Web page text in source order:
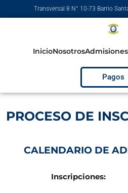
Transversal 8 N° 10-73 Barrio
InicioNosotrosAdmisiones
Pagos
PROCESO DE
CALENDARIO DE
Inscripciones: